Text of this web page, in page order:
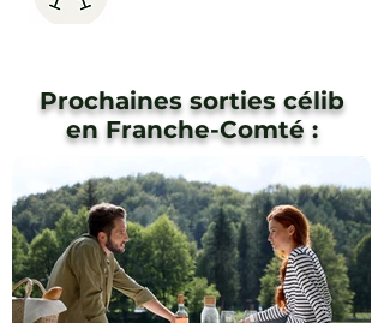
Prochaines sorties célib
en Franche-Comté :